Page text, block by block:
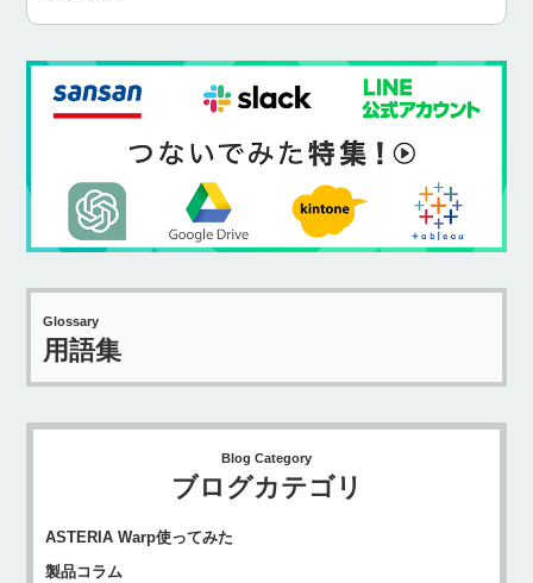
Glossary
用語集
Blog Category
ブログカテゴリ
ASTERIA Warp使ってみた
製品コラム